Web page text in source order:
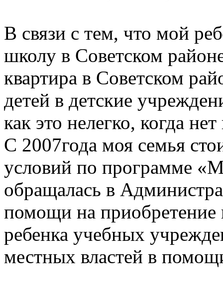
В связи с тем, что мой
школу в Советском
квартира в Советском
детей в детские
как это нелегко, когда
С 2007года моя семья
условий по программе
обращалась в
помощи на приобретение
ребенка учебных
местных властей в